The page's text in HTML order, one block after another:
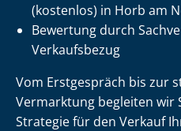
(kostenlos) in Horb am
Bewertung durch
Verkaufsbezug
Vom Erstgespräch bis zur
Vermarktung begleiten wir
Strategie für den Verkauf